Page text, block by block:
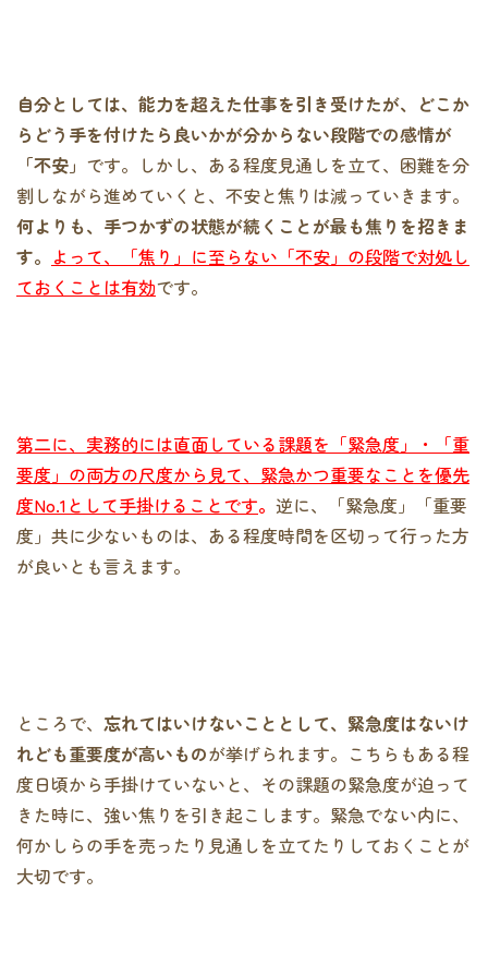
自分としては、能力を超えた仕事を引き受けたが、どこか
らどう手を付けたら良いかが分からない段階での感情が
「不安」 です。しかし、ある程度見通しを立て、困難を分
割しながら進めていくと、不安と焦りは減っていきます。
何よりも、手つかずの状態が続くことが最も焦りを招きま
す。 よって、「焦り」に至らない「不安」の段階で対処し
ておくことは有効です。
第二に、実務的には直面している課題を「緊急度」・「重
要度」の両方の尺度から見て、緊急かつ重要なことを優先
度No.1として手掛けることです。 逆に、「緊急度」「重要
度」共に少ないものは、ある程度時間を区切って行った方
が良いとも言えます。
ところで、 忘れてはいけないこととして、緊急度はないけ
れども重要度が高いものが挙げられます。こちらもある程
度日頃から手掛けていないと、その課題の緊急度が迫って
きた時に、強い焦りを引き起こします。緊急でない内に、
何かしらの手を売ったり見通しを立てたりしておくことが
大切です。